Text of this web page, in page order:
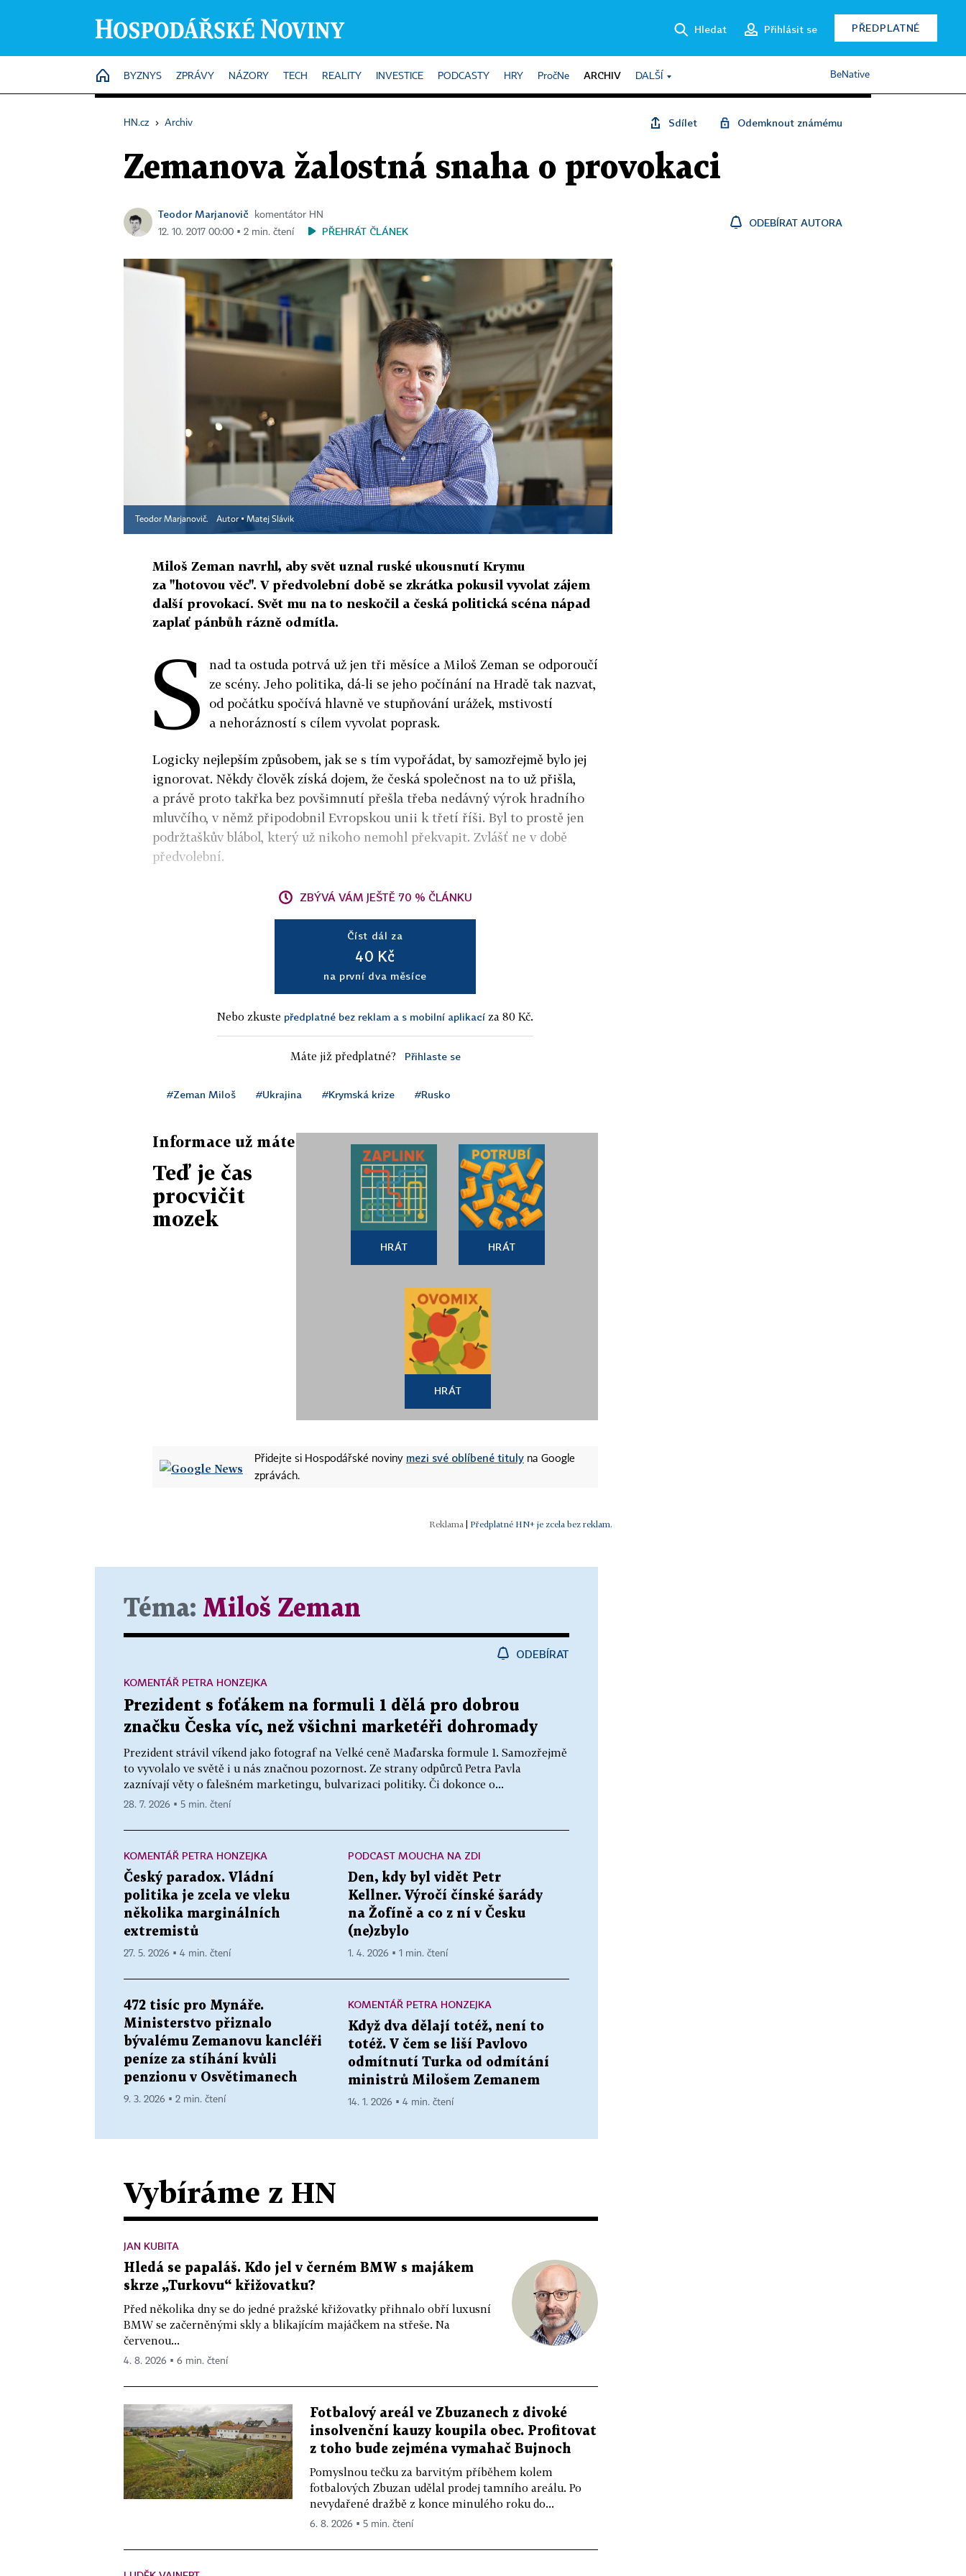
Hledat Přihlásit se PŘEDPLATNÉ
HOME
BYZNYS ZPRÁVY NÁZORY TECH REALITY INVESTICE PODCASTY HRY PročNe ARCHIV DALŠÍ BeNative
HN.cz › Archiv Sdílet Odemknout známému
Zemanova žalostná snaha o provokaci
Teodor Marjanovič
komentátor HN
12. 10. 2017 00:00 ▪ 2 min. čtení
PŘEHRÁT ČLÁNEK
ODEBÍRAT AUTORA
Teodor Marjanovič. Autor ▪ Matej Slávik
Miloš Zeman navrhl, aby svět uznal ruské ukousnutí Krymu
za "hotovou věc". V předvolební době se zkrátka pokusil vyvolat zájem
další provokací. Svět mu na to neskočil a česká politická scéna nápad
zaplať pánbůh rázně odmítla.
S
nad ta ostuda potrvá už jen tři měsíce a Miloš Zeman se odporoučí
ze scény. Jeho politika, dá-li se jeho počínání na Hradě tak nazvat,
od počátku spočívá hlavně ve stupňování urážek, mstivostí
a nehorázností s cílem vyvolat poprask.
Logicky nejlepším způsobem, jak se s tím vypořádat, by samozřejmě bylo jej
ignorovat. Někdy člověk získá dojem, že česká společnost na to už přišla,
a právě proto takřka bez povšimnutí přešla třeba nedávný výrok hradního
mluvčího, v němž připodobnil Evropskou unii k třetí říši. Byl to prostě jen
podržtaškův blábol, který už nikoho nemohl překvapit. Zvlášť ne v době
předvolební.
ZBÝVÁ VÁM JEŠTĚ 70 % ČLÁNKU
Číst dál za
40 Kč
na první dva měsíce
Nebo zkuste předplatné bez reklam a s mobilní aplikací za 80 Kč.
Máte již předplatné? Přihlaste se
#Zeman Miloš #Ukrajina #Krymská krize #Rusko
Informace už máte
Teď je čas
procvičit
mozek
HRÁT HRÁT
HRÁT
Přidejte si Hospodářské noviny mezi své oblíbené tituly na Google
zprávách.
| Předplatné HN+ je zcela bez reklam.
Téma: Miloš Zeman
ODEBÍRAT
Prezident s foťákem na formuli 1 dělá pro dobrou
značku Česka víc, než všichni marketéři dohromady
Prezident strávil víkend jako fotograf na Velké ceně Maďarska formule 1. Samozřejmě
to vyvolalo ve světě i u nás značnou pozornost. Ze strany odpůrců Petra Pavla
zaznívají věty o falešném marketingu, bulvarizaci politiky. Či dokonce o...
KOMENTÁŘ PETRA HONZEJKA
28. 7. 2026 ▪ 5 min. čtení
KOMENTÁŘ PETRA HONZEJKA
Český paradox. Vládní
politika je zcela ve vleku
několika marginálních
extremistů
27. 5. 2026 ▪ 4 min. čtení
PODCAST MOUCHA NA ZDI
Den, kdy byl vidět Petr
Kellner. Výročí čínské šarády
na Žofíně a co z ní v Česku
(ne)zbylo
1. 4. 2026 ▪ 1 min. čtení
472 tisíc pro Mynáře.
Ministerstvo přiznalo
bývalému Zemanovu kancléři
peníze za stíhání kvůli
penzionu v Osvětimanech
9. 3. 2026 ▪ 2 min. čtení
KOMENTÁŘ PETRA HONZEJKA
Když dva dělají totéž, není to
totéž. V čem se liší Pavlovo
odmítnutí Turka od odmítání
ministrů Milošem Zemanem
14. 1. 2026 ▪ 4 min. čtení
Vybíráme z HN
JAN KUBITA
Hledá se papaláš. Kdo jel v černém BMW s majákem
skrze „Turkovu“ křižovatku?
Před několika dny se do jedné pražské křižovatky přihnalo obří luxusní
BMW se začerněnými skly a blikajícím majáčkem na střeše. Na
červenou...
4. 8. 2026 ▪ 6 min. čtení
Fotbalový areál ve Zbuzanech z divoké
insolvenční kauzy koupila obec. Profitovat
z toho bude zejména vymahač Bujnoch
Pomyslnou tečku za barvitým příběhem kolem
fotbalových Zbuzan udělal prodej tamního areálu. Po
nevydařené dražbě z konce minulého roku do...
6. 8. 2026 ▪ 5 min. čtení